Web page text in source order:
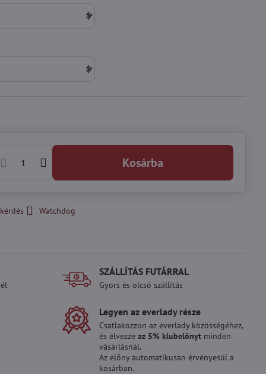
Kosárba
Watchdog
SZÁLLÍTÁS FUTÁRRAL
Gyors és olcsó szállítás
Legyen az everlady része
Csatlakozzon az everlady közösségéhez,
és élvezzeaz 5% klubelőnyt minden
vásárlásnál.
Az előny automatikusan érvényesül a
kosárban.